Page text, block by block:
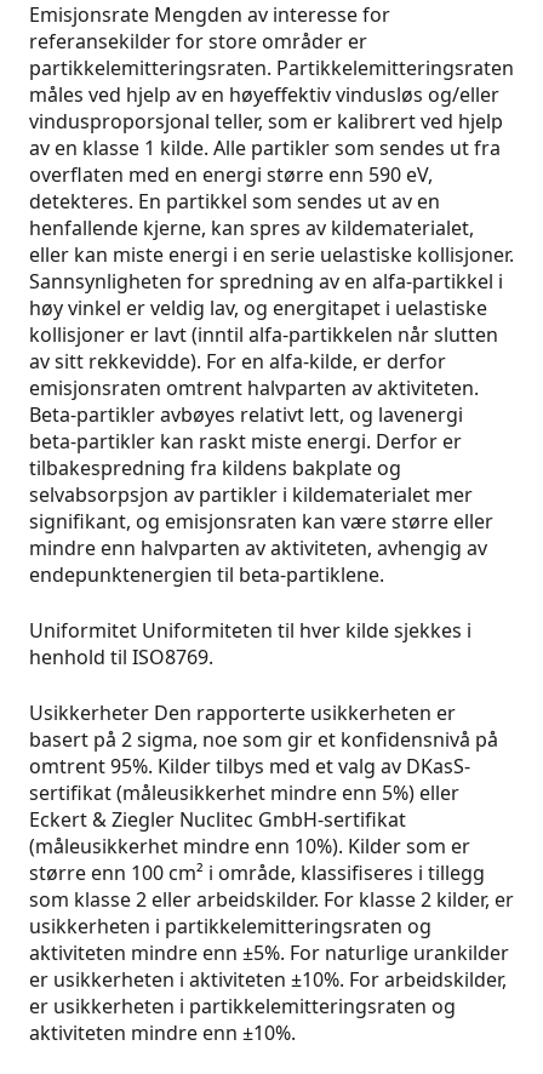
Emisjonsrate Mengden av interesse for
referansekilder for store områder er
partikkelemitteringsraten. Partikkelemitteringsraten
måles ved hjelp av en høyeffektiv vindusløs og/eller
vindusproporsjonal teller, som er kalibrert ved hjelp
av en klasse 1 kilde. Alle partikler som sendes ut fra
overflaten med en energi større enn 590 eV,
detekteres. En partikkel som sendes ut av en
henfallende kjerne, kan spres av kildematerialet,
eller kan miste energi i en serie uelastiske kollisjoner.
Sannsynligheten for spredning av en alfa-partikkel i
høy vinkel er veldig lav, og energitapet i uelastiske
kollisjoner er lavt (inntil alfa-partikkelen når slutten
av sitt rekkevidde). For en alfa-kilde, er derfor
emisjonsraten omtrent halvparten av aktiviteten.
Beta-partikler avbøyes relativt lett, og lavenergi
beta-partikler kan raskt miste energi. Derfor er
tilbakespredning fra kildens bakplate og
selvabsorpsjon av partikler i kildematerialet mer
signifikant, og emisjonsraten kan være større eller
mindre enn halvparten av aktiviteten, avhengig av
endepunktenergien til beta-partiklene.
Uniformitet Uniformiteten til hver kilde sjekkes i
henhold til ISO8769.
Usikkerheter Den rapporterte usikkerheten er
basert på 2 sigma, noe som gir et konfidensnivå på
omtrent 95%. Kilder tilbys med et valg av DKasS-
sertifikat (måleusikkerhet mindre enn 5%) eller
Eckert & Ziegler Nuclitec GmbH-sertifikat
(måleusikkerhet mindre enn 10%). Kilder som er
større enn 100 cm² i område, klassifiseres i tillegg
som klasse 2 eller arbeidskilder. For klasse 2 kilder, er
usikkerheten i partikkelemitteringsraten og
aktiviteten mindre enn ±5%. For naturlige urankilder
er usikkerheten i aktiviteten ±10%. For arbeidskilder,
er usikkerheten i partikkelemitteringsraten og
aktiviteten mindre enn ±10%.